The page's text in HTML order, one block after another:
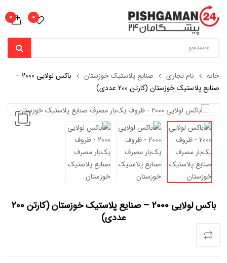
0
0
خانه نام تجاری صنایع پلاستیک خوزستان
باکس لولایی 2000 –
صنایع پلاستیک خوزستان (کارتن 200 عددی)
باکس لولایی 2000 – صنایع پلاستیک خوزستان (کارتن 200
عددی)